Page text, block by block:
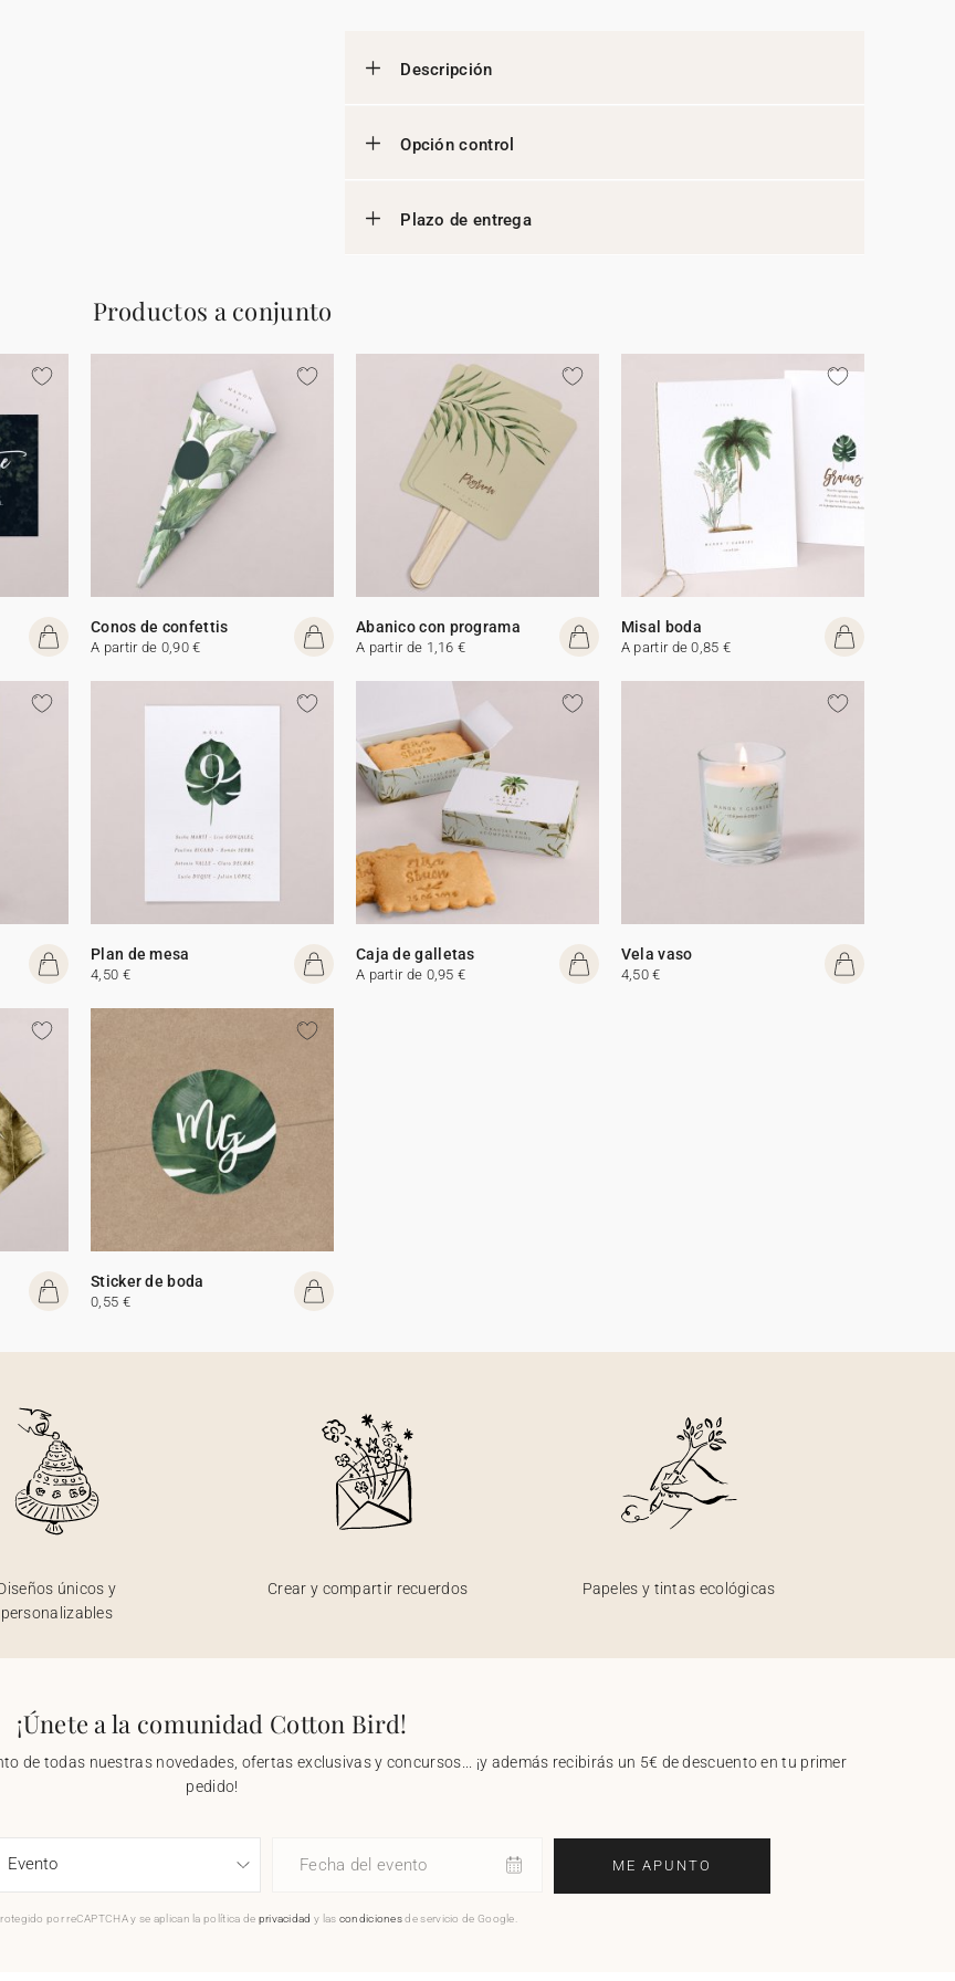
Descripción
Opción control
Plazo de entrega
Productos a conjunto
Conos de confettis
A partir de 0,90 €
Abanico con programa
A partir de 1,16 €
Misal boda
A partir de 0,85 €
Plan de mesa
4,50 €
Caja de galletas
A partir de 0,95 €
Vela vaso
4,50 €
Sticker de boda
0,55 €
únicos y
personalizables
Crear y compartir recuerdos Papeles y tintas ecológicas
¡Únete a la comunidad Cotton Bird!
de todas nuestras novedades, ofertas exclusivas y concursos... ¡y además recibirás un 5€ de descuento en tu primer
pedido!
Fecha del evento ME APUNTO
por reCAPTCHA y se aplican la política de privacidad y las condicionesde servicio de Google.